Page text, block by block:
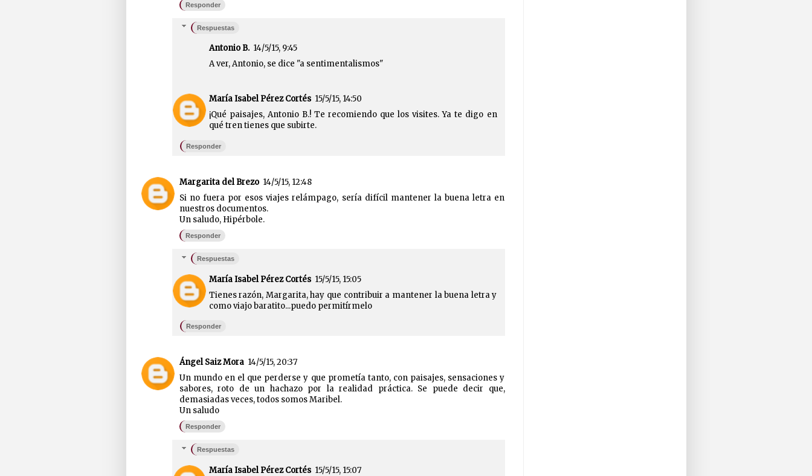
Responder
Respuestas
Antonio B. 14/5/15, 9:45
A ver, Antonio, se dice "a sentimentalismos"
María Isabel Pérez Cortés 15/5/15, 14:50
¡Qué paisajes, Antonio B.! Te recomiendo que los visites. Ya te digo en
qué tren tienes que subirte.
Responder
Margarita del Brezo 14/5/15, 12:48
Si no fuera por esos viajes relámpago, sería difícil mantener la buena letra en
nuestros documentos.
Un saludo, Hipérbole.
Responder
Respuestas
María Isabel Pérez Cortés 15/5/15, 15:05
Tienes razón, Margarita, hay que contribuir a mantener la buena letra y
como viajo baratito...puedo permitírmelo
Responder
Ángel Saiz Mora 14/5/15, 20:37
Un mundo en el que perderse y que prometía tanto, con paisajes, sensaciones y
sabores, roto de un hachazo por la realidad práctica. Se puede decir que,
demasiadas veces, todos somos Maribel.
Un saludo
Responder
Respuestas
María Isabel Pérez Cortés 15/5/15, 15:07